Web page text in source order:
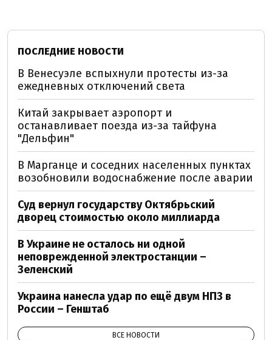
ПОСЛЕДНИЕ НОВОСТИ
В Венесуэле вспыхнули протесты из-за
ежедневных отключений света
Китай закрывает аэропорт и
останавливает поезда из-за тайфуна
"Дельфин"
В Марганце и соседних населенных пунктах
возобновили водоснабжение после аварии
Суд вернул государству Октябрьский
дворец стоимостью около миллиарда
В Украине не осталось ни одной
неповрежденной электростанции –
Зеленский
Украина нанесла удар по ещё двум НПЗ в
России – Генштаб
ВСЕ НОВОСТИ